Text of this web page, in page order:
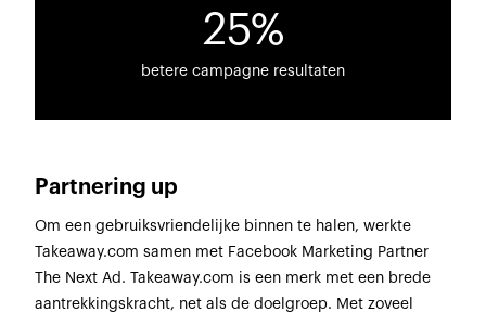
25%
betere campagne resultaten
Partnering up
Om een gebruiksvriendelijke binnen te halen, werkte
Takeaway.com samen met Facebook Marketing Partner
The Next Ad. Takeaway.com is een merk met een brede
aantrekkingskracht, net als de doelgroep. Met zoveel